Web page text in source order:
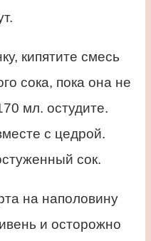
кипятите смесь
сока, пока она не
мл. остудите.
с цедрой.
сок.
на наполовину
и осторожно